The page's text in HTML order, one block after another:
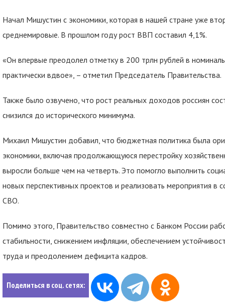
Начал Мишустин с экономики, которая в нашей стране уже
среднемировые. В прошлом году рост ВВП составил 4,1%.
«Он впервые преодолел отметку в 200 трлн рублей в
практически вдвое», – отметил Председатель Правительства.
Также было озвучено, что рост реальных доходов россиян
снизился до исторического минимума.
Михаил Мишустин добавил, что бюджетная политика была
экономики, включая продолжающуюся перестройку
выросли больше чем на четверть. Это помогло выполнить
новых перспективных проектов и реализовать мероприятия в
СВО.
Помимо этого, Правительство совместно с Банком России
стабильности, снижением инфляции, обеспечением
труда и преодолением дефицита кадров.
Поделиться в соц. сетях: